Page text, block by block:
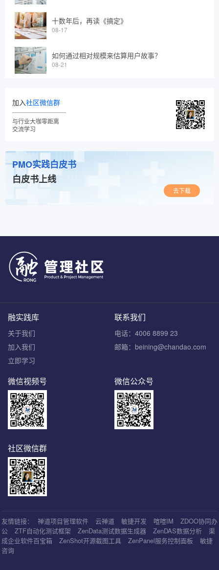
十数年后，再读《搞定》
08-17
如何通过相对规模来估算用户故事？
08-21
加入社区微信群
与行业大咖零距离
交流学习
PMO实践白皮书
白皮书上线
去下载
联系我们
电话：4006 8899 23
邮箱：beining@chandao.com
融实践库
关于我们
加入我们
立即学习
微信公众号
微信视频号
社区微信群
友情链接： 禅道项目管理软件 云禅道 敏捷开发 喧喧IM
ZDOO协同办
公
ZTF自动化测试框架 ZenData测试数据生成器 ZenDAS数据分析
渠
成企业软件百宝箱
ZenShot开源截图工具 ZenPanel服务控制面板
敏捷
咨询